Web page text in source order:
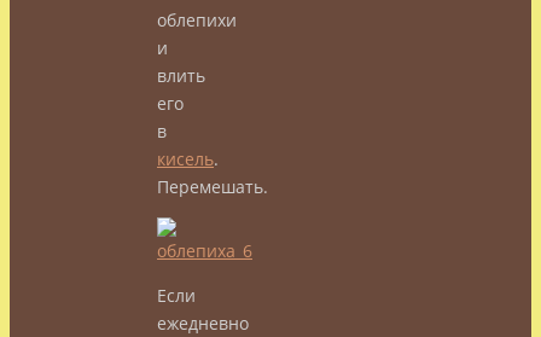
облепихи
и
влить
его
в
кисель.
Перемешать.
Если
ежедневно